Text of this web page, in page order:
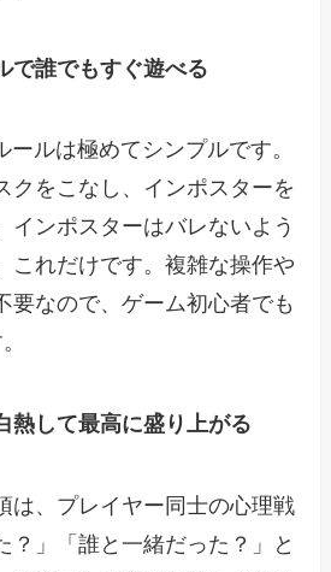
誰でもすぐ遊べる
ルは極めてシンプルです。
クをこなし、インポスターを
インポスターはバレないよう
これだけです。複雑な操作や
要なので、ゲーム初心者でも
して最高に盛り上がる
は、プレイヤー同士の心理戦
？」「誰と一緒だった？」と